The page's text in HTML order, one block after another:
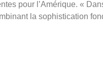
pour l’Amérique. «
la sophistication